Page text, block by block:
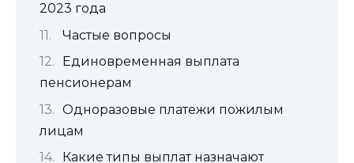
2023 года
Частые вопросы
Единовременная выплата
пенсионерам
Одноразовые платежи пожилым
лицам
Какие типы выплат назначают